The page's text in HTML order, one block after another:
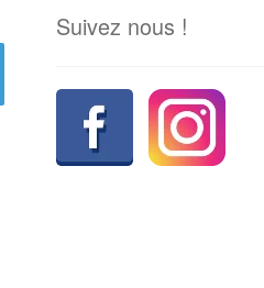
Suivez nous !